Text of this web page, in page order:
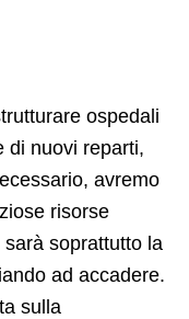
ospedali
di nuovi reparti,
avremo
risorse
soprattutto la
ad accadere.
sulla